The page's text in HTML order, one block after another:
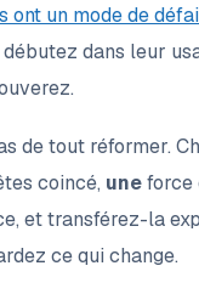
ont un mode de
dans leur
de tout réformer.
coincé, uneforce
et transférez-la
ce qui change.